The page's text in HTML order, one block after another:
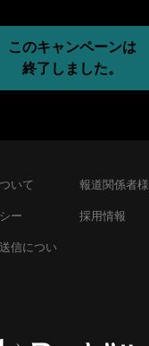
このキャンペーンは
終了しました。
いて
ー
信につい
報道関係者様
採用情報